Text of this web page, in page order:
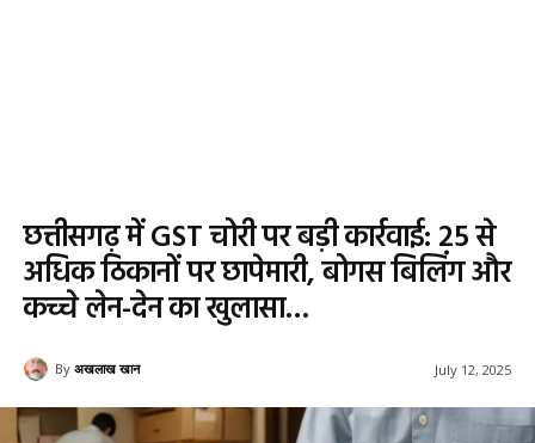
छत्तीसगढ़ में GST चोरी पर बड़ी कार्रवाई: 25 से
अधिक ठिकानों पर छापेमारी, बोगस बिलिंग और
कच्चे लेन-देन का खुलासा…
By अखलाख खान July 12, 2025